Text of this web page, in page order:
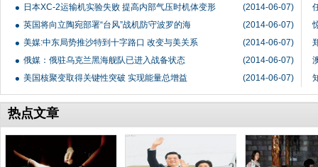
(2014-06-07)
日本XC-2运输机实验失败 提高内部气压时机体变形
(2014-06-07)
英国将向立陶宛部署“台风”战机防守波罗的海
(2014-06-07)
美媒:中东局势推沙特到十字路口 改变与美关系
(2014-06-07)
俄媒：俄驻乌克兰黑海舰队已进入战备状态
(2014-06-07)
美国核聚变取得关键性突破 实现能量总增益
热点文章